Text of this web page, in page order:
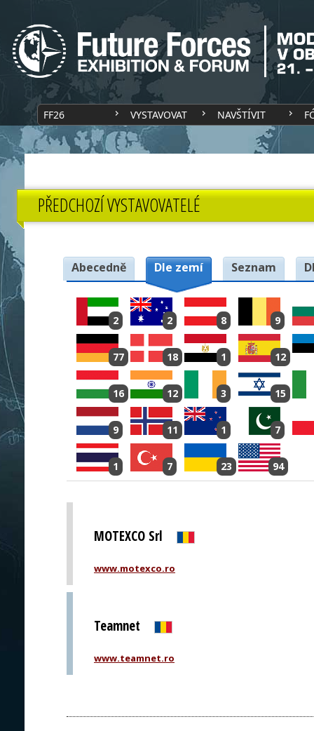
FF26 VYSTAVOVAT NAVŠTÍVIT
PŘEDCHOZÍ VYSTAVOVATELÉ
Abecedně Dle zemí Seznam
2 2 8 9
77 18 1 12
16 12 3 15
9 11 1 7
1 7 23 94
MOTEXCO Srl
www.motexco.ro
Teamnet
www.teamnet.ro